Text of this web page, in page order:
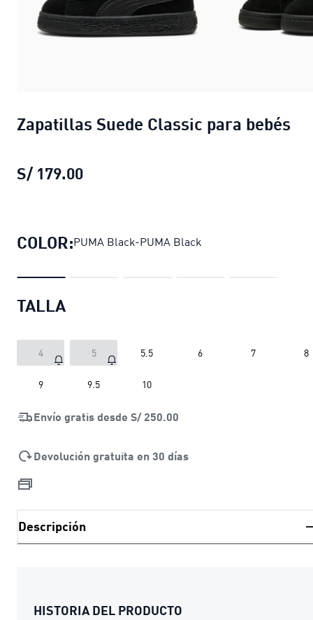
Zapatillas Suede Classic para bebés
S/ 179.00
COLOR:PUMA Black-PUMA Black
TALLA
4 5 5.5 6 7 8
9 9.5 10
Envío gratis desde S/ 250.00
Devolución gratuita en 30 días
Descripción
HISTORIA DEL PRODUCTO